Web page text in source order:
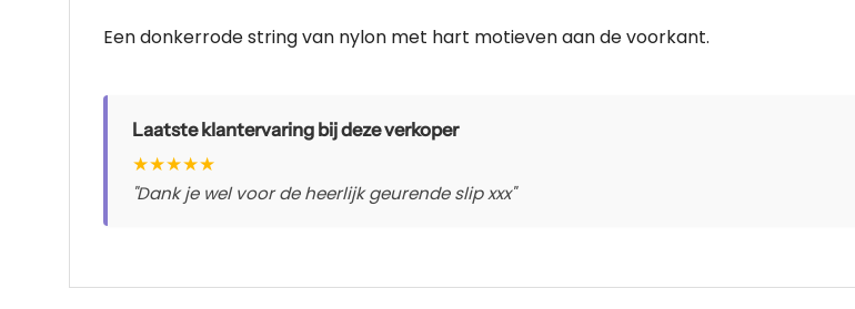
Een donkerrode string van nylon met hart motieven aan de voorkant.
Laatste klantervaring bij deze verkoper
★★★★★
"Dank je wel voor de heerlijk geurende slip xxx"